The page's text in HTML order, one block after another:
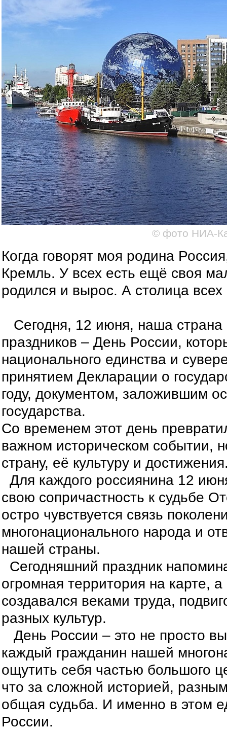
© фото НИА-
Когда говорят моя родина
Кремль. У всех есть ещё своя
родился и вырос. А столица всех
Сегодня, 12 июня, наша страна
праздников – День России,
национального единства и
принятием Декларации о
году, документом, заложившим
государства.
Со временем этот день
важном историческом событии,
страну, её культуру и
Для каждого россиянина 12
свою сопричастность к судьбе
остро чувствуется связь
многонационального народа и
нашей страны.
Сегодняшний праздник
огромная территория на карте,
создавался веками труда,
разных культур.
День России – это не просто
каждый гражданин нашей
ощутить себя частью большого
что за сложной историей,
общая судьба. И именно в этом
России.